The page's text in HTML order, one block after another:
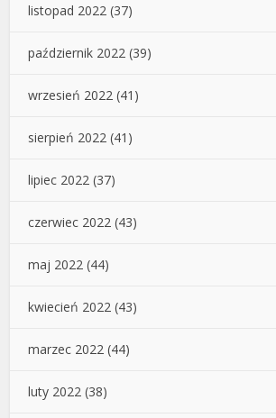
listopad 2022 (37)
październik 2022 (39)
wrzesień 2022 (41)
sierpień 2022 (41)
lipiec 2022 (37)
czerwiec 2022 (43)
maj 2022 (44)
kwiecień 2022 (43)
marzec 2022 (44)
luty 2022 (38)